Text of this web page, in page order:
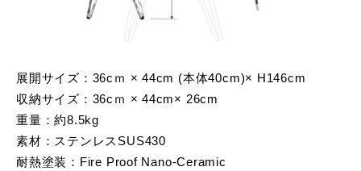
展開サイズ：36cｍ × 44cm (本体40cm)× H146cm
収納サイズ：36cｍ × 44cm× 26cm
重量：約8.5kg
素材：ステンレスSUS430
耐熱塗装：Fire Proof Nano-Ceramic